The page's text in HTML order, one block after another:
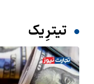
تیترِ یک